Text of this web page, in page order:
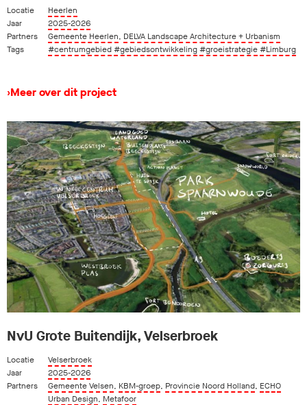
Locatie
Heerlen
Jaar
2025-2026
Partners
Gemeente Heerlen, DELVA Landscape Architecture + Urbanism
Tags
#centrumgebied#gebiedsontwikkeling#groeistrategie#Limburg
›Meer over dit project
NvU Grote Buitendijk, Velserbroek
Locatie
Velserbroek
Jaar
2025-2026
Partners
Gemeente Velsen, KBM-groep, Provincie Noord Holland, ECHO
Urban Design, Metafoor